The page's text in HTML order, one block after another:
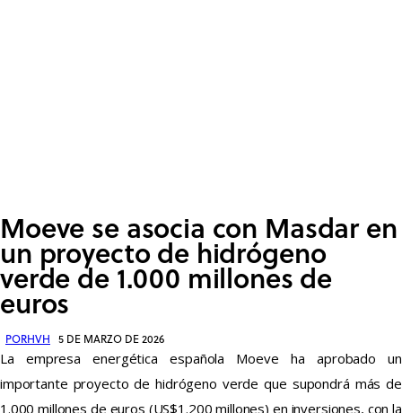
Moeve se asocia con Masdar en
un proyecto de hidrógeno
verde de 1.000 millones de
euros
PORHVH 5 DE MARZO DE 2026
La empresa energética española Moeve ha aprobado un
importante proyecto de hidrógeno verde que supondrá más de
1.000 millones de euros (US$1.200 millones) en inversiones, con la